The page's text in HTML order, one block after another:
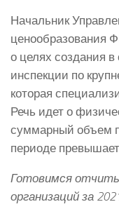
Начальник
ценообразования
о целях создания в
инспекции по
которая
Речь идет о
суммарный объем
периоде
Готовимся
организаций за